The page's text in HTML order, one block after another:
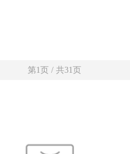
第1页 / 共31页